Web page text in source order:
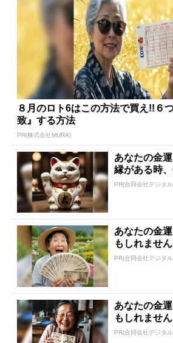
８月のロト6はこの方法で買え!!６
致』する方法
PR(株式会社MURA)
あなたの金
縁がある時
PR(合同会社デジタ
あなたの金
もしれません
PR(合同会社デジタ
あなたの金
もしれません
PR(合同会社デジタ